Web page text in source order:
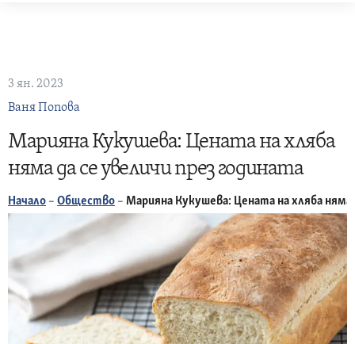
3 ян. 2023
Ваня Попова
Марияна Кукушева: Цената на хляба
няма да се увеличи през годината
Начало – Общество – Марияна Кукушева: Цената на хляба няма